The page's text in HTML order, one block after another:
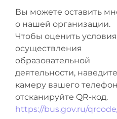
Вы можете оставить
о нашей организации.
Чтобы оценить условия
осуществления
образовательной
деятельности, наведите
камеру вашего
отсканируйте QR-код.
https://bus.gov.ru/